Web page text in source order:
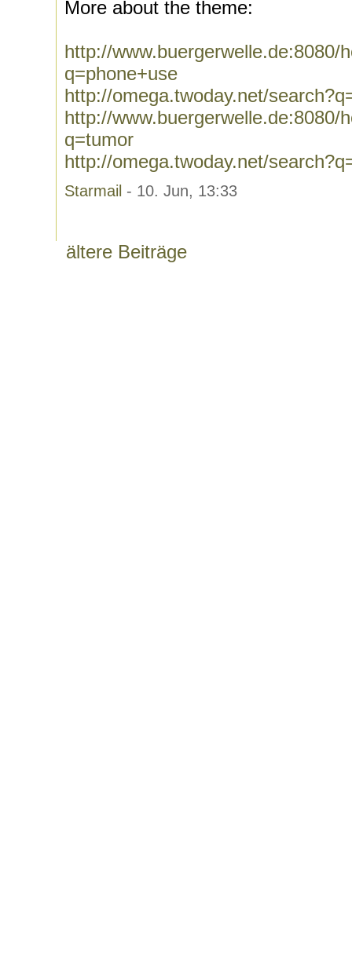
More about the theme:
http://www.buergerwelle.de:8080/
q=phone+use
http://omega.twoday.net/
http://www.buergerwelle.de:8080/
q=tumor
http://omega.twoday.net/
Starmail - 10. Jun, 13:33
ältere Beiträge